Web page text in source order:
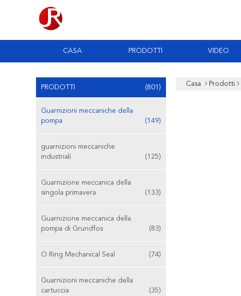
CASA PRODOTTI VIDEO
PRODOTTI (801)
Guarnizioni meccaniche della
pompa
(149)
guarnizioni meccaniche
industriali
(125)
Guarnizione meccanica della
singola primavera
(133)
Guarnizione meccanica della
pompa di Grundfos
(83)
O Ring Mechanical Seal (74)
Guarnizioni meccaniche della
cartuccia
(35)
Casa Prodotti